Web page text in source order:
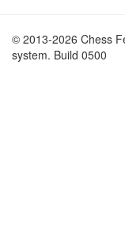
© 2013-2026 Chess
system. Build 0500